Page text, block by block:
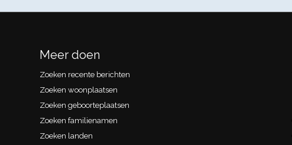
Meer doen
Zoeken recente berichten
Zoeken woonplaatsen
Zoeken geboorteplaatsen
Zoeken familienamen
Zoeken landen